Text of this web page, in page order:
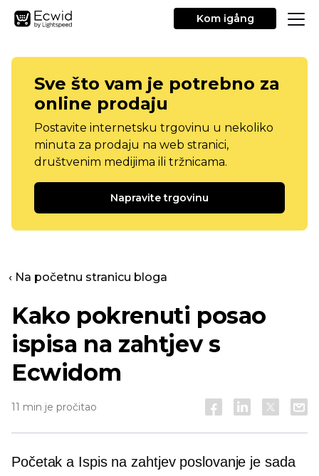
Kom igång
Sve što vam je potrebno za
online prodaju
Postavite internetsku trgovinu u nekoliko
minuta za prodaju na web stranici,
društvenim medijima ili tržnicama.
Napravite trgovinu
‹ Na početnu stranicu bloga
Kako pokrenuti posao
ispisa na zahtjev s
Ecwidom
11 min je pročitao
Početak a Ispis na zahtjevposlovanje je sada